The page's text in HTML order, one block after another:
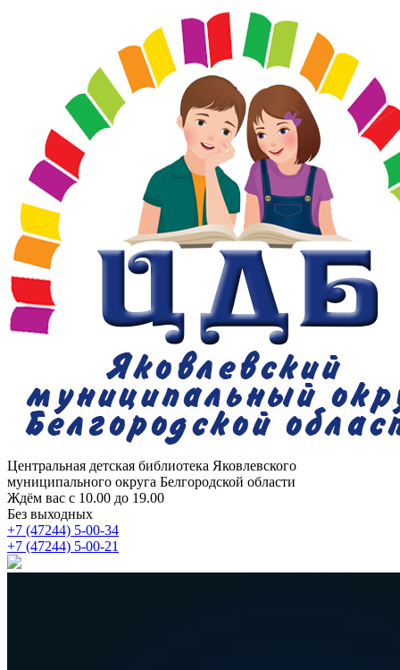
Центральная детская библиотека Яковлевского
муниципального округа Белгородской области
Ждём вас с 10.00 до 19.00
Без выходных
+7 (47244) 5-00-34
+7 (47244) 5-00-21